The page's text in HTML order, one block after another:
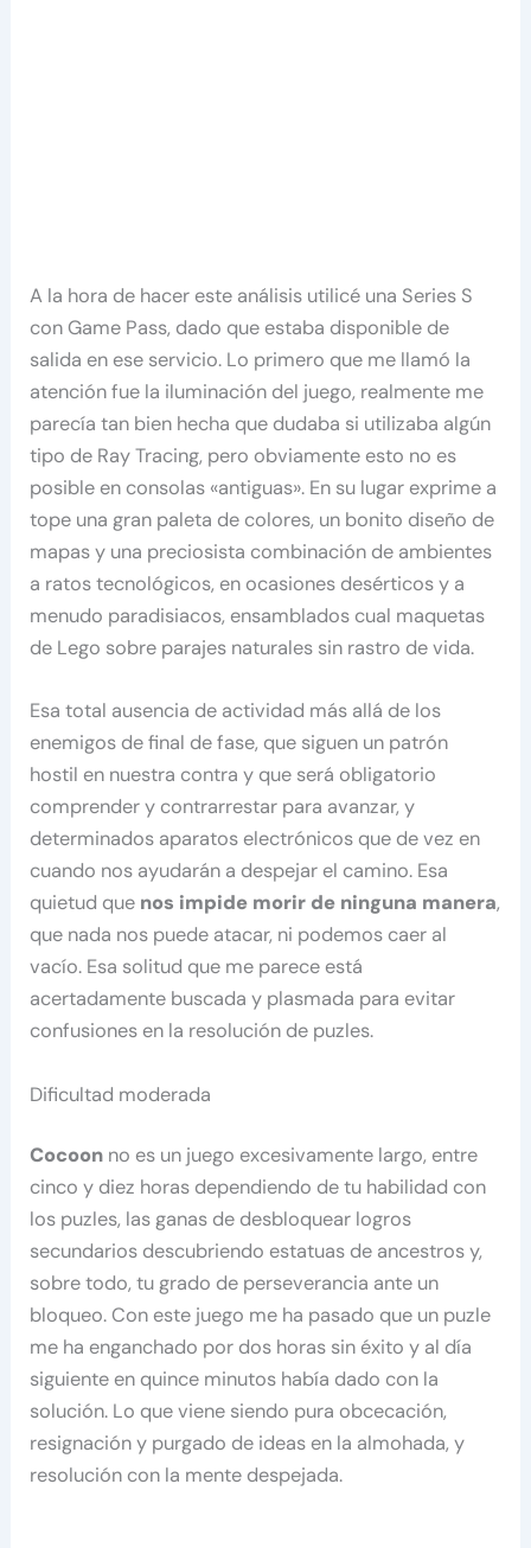
A la hora de hacer este análisis utilicé una Series S
con Game Pass, dado que estaba disponible de
salida en ese servicio. Lo primero que me llamó la
atención fue la iluminación del juego, realmente me
parecía tan bien hecha que dudaba si utilizaba algún
tipo de Ray Tracing, pero obviamente esto no es
posible en consolas «antiguas». En su lugar exprime a
tope una gran paleta de colores, un bonito diseño de
mapas y una preciosista combinación de ambientes
a ratos tecnológicos, en ocasiones desérticos y a
menudo paradisiacos, ensamblados cual maquetas
de Lego sobre parajes naturales sin rastro de vida.
Esa total ausencia de actividad más allá de los
enemigos de final de fase, que siguen un patrón
hostil en nuestra contra y que será obligatorio
comprender y contrarrestar para avanzar, y
determinados aparatos electrónicos que de vez en
cuando nos ayudarán a despejar el camino. Esa
quietud que nos impide morir de ninguna manera,
que nada nos puede atacar, ni podemos caer al
vacío. Esa solitud que me parece está
acertadamente buscada y plasmada para evitar
confusiones en la resolución de puzles.
Dificultad moderada
Cocoon no es un juego excesivamente largo, entre
cinco y diez horas dependiendo de tu habilidad con
los puzles, las ganas de desbloquear logros
secundarios descubriendo estatuas de ancestros y,
sobre todo, tu grado de perseverancia ante un
bloqueo. Con este juego me ha pasado que un puzle
me ha enganchado por dos horas sin éxito y al día
siguiente en quince minutos había dado con la
solución. Lo que viene siendo pura obcecación,
resignación y purgado de ideas en la almohada, y
resolución con la mente despejada.